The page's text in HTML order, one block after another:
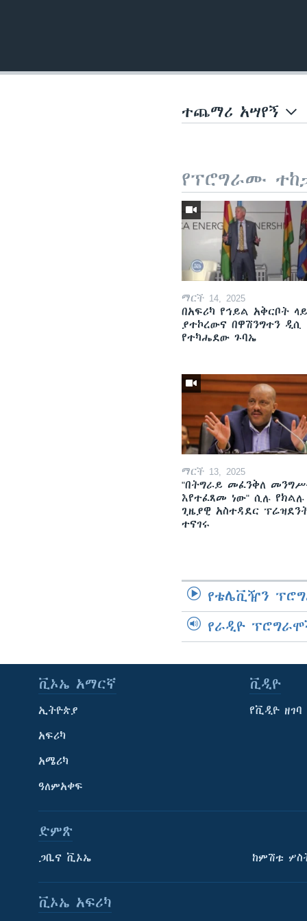
ተጨማሪ አሣየኝ
የፕሮግራሙ
ማርች 14, 2025
በአፍሪካ የኅይል አቅርቦት
ያተኮረውና በዋሽንግተን ዲሲ
የተካሔደው ጉባኤ
ማርች 13, 2025
"በትግራይ መፈንቅለ
እየተፈጸመ ነው" ሲሉ የክልሉ
ጊዜያዊ አስተዳደር
ተናገሩ
የቴሌቪዥን
የራዲዮ
ቪኦኤ አማርኛ
ኢትዮጵያ
አፍሪካ
አሜሪካ
ዓለምአቀፍ
ቪዲዮ
የቪዲዮ ዘገባ
ድምጽ
ጋቢና ቪኦኤ ከምሽቱ
ቪኦኤ አፍሪካ